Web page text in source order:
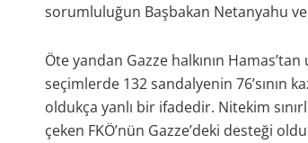
sorumluluğun Başbakan Netanyahu
Öte yandan Gazze halkının
seçimlerde 132 sandalyenin 76’sının
oldukça yanlı bir ifadedir. Nitekim
çeken FKÖ’nün Gazze’deki desteği